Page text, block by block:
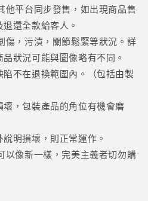
平台同步發售，如出現商品售
還全款給客人。
，污漬，關節鬆緊等狀況。詳
狀況可能與圖像略有不同。
不在退換範圍內。（包括由製
，包裝產品的角位有機會磨
明損壞，則正常運作。
像新一樣，完美主義者切勿購